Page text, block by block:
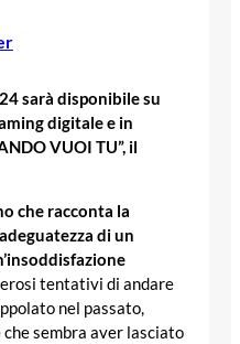
sarà disponibile su
digitale e in
VUOI TU”, il
che racconta la
di un
tentativi di andare
nel passato,
sembra aver lasciato